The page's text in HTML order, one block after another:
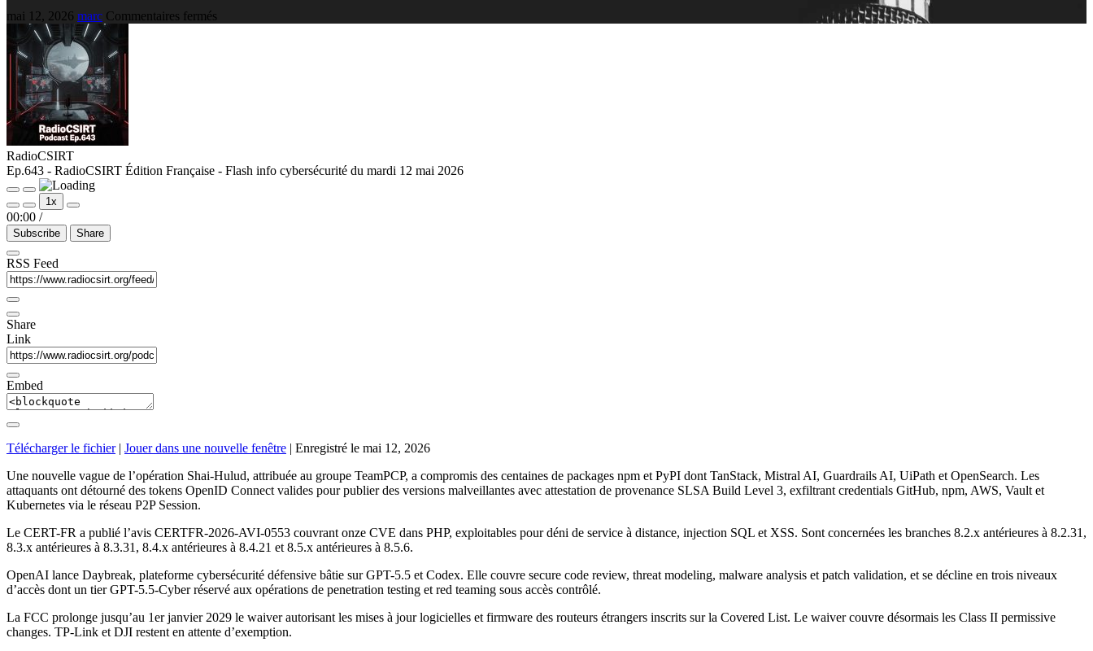
mai 12, 2026 marc Commentaires fermés
RadioCSIRT
Ep.643 - RadioCSIRT Édition Française - Flash info cybersécurité du mardi 12 mai 2026
1x
00:00 /
Subscribe Share
RSS Feed
Share
Link
Embed
Télécharger le fichier| Jouer dans une nouvelle fenêtre | Enregistré le mai 12, 2026
Une nouvelle vague de l’opération Shai-Hulud, attribuée au groupe TeamPCP, a compromis des centaines de packages npm et PyPI dont TanStack, Mistral AI, Guardrails AI, UiPath et OpenSearch. Les
attaquants ont détourné des tokens OpenID Connect valides pour publier des versions malveillantes avec attestation de provenance SLSA Build Level 3, exfiltrant credentials GitHub, npm, AWS, Vault et
Kubernetes via le réseau P2P Session.
Le CERT-FR a publié l’avis CERTFR-2026-AVI-0553 couvrant onze CVE dans PHP, exploitables pour déni de service à distance, injection SQL et XSS. Sont concernées les branches 8.2.x antérieures à 8.2.31,
8.3.x antérieures à 8.3.31, 8.4.x antérieures à 8.4.21 et 8.5.x antérieures à 8.5.6.
OpenAI lance Daybreak, plateforme cybersécurité défensive bâtie sur GPT-5.5 et Codex. Elle couvre secure code review, threat modeling, malware analysis et patch validation, et se décline en trois niveaux
d’accès dont un tier GPT-5.5-Cyber réservé aux opérations de penetration testing et red teaming sous accès contrôlé.
La FCC prolonge jusqu’au 1er janvier 2029 le waiver autorisant les mises à jour logicielles et firmware des routeurs étrangers inscrits sur la Covered List. Le waiver couvre désormais les Class II permissive
changes. TP-Link et DJI restent en attente d’exemption.